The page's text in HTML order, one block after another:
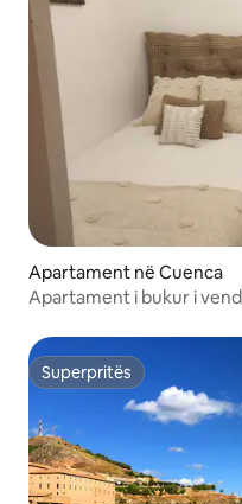
Apartament në Cuenca
Apartament i bukur i
Superpritës
Superpritës